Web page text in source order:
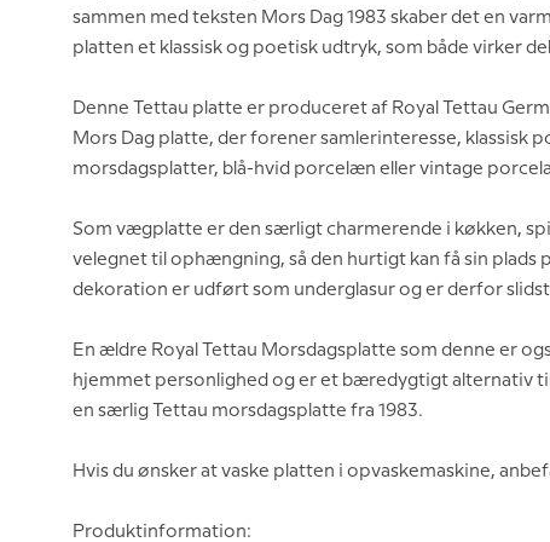
sammen med teksten Mors Dag 1983 skaber det en
platten et klassisk og poetisk udtryk, som både virker
Denne Tettau platte er produceret af Royal Tettau
Mors Dag platte, der forener samlerinteresse, klassisk
morsdagsplatter, blå-hvid porcelæn eller vintage
Som vægplatte er den særligt charmerende i køkken,
velegnet til ophængning, så den hurtigt kan få sin plads
dekoration er udført som underglasur og er derfor
En ældre Royal Tettau Morsdagsplatte som denne er
hjemmet personlighed og er et bæredygtigt alternativ
en særlig Tettau morsdagsplatte fra 1983.
Hvis du ønsker at vaske platten i opvaskemaskine,
Produktinformation: